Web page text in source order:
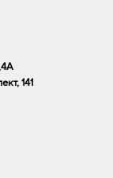
141